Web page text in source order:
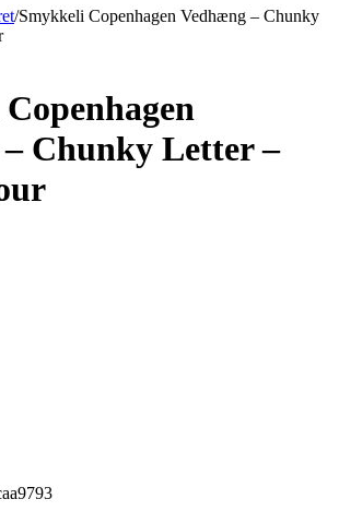
/Smykkeli Copenhagen Vedhæng – Chunky
Chunky Letter –